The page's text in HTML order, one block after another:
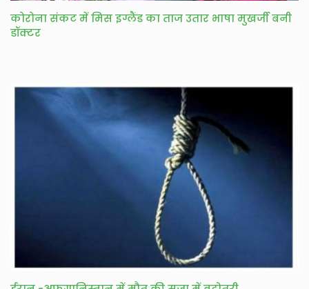
कोरोना संकट में मिस इग्लैंड का ताज उतार भाषा मुखर्जी बनी
डॉक्टर